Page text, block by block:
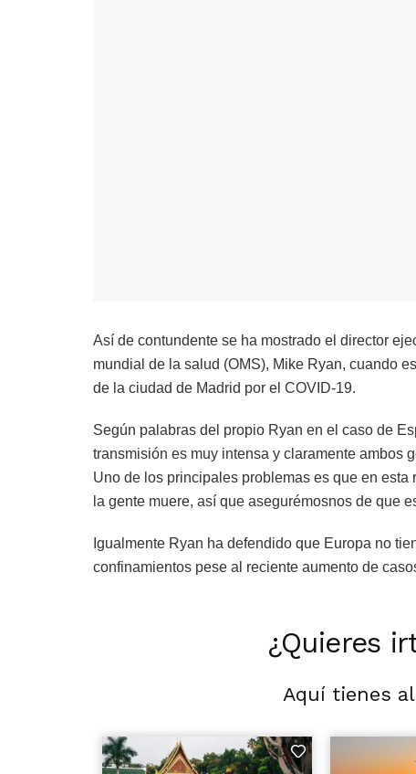
Así de contundente se ha mostrado el director
mundial de la salud (OMS), Mike Ryan, cuando
de la ciudad de Madrid por el COVID-19.
Según palabras del propio Ryan en el caso de
transmisión es muy intensa y claramente ambos
Uno de los principales problemas es que en
la gente muere, así que asegurémosnos de que
Igualmente Ryan ha defendido que Europa no
confinamientos pese al reciente aumento de
¿Quieres
Aquí tienes